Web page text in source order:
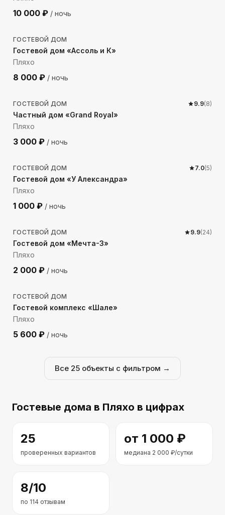
10 000 ₽ / ночь
764 м до моря
ГОСТЕВОЙ ДОМ
Гостевой дом «Ассоль и К»
Пляхо
8 000 ₽ / ночь
1051м до моря
ГОСТЕВОЙ ДОМ 9.9(8)
Частный дом «Grand Royal»
Пляхо
3 000 ₽ / ночь
916м до моря
ГОСТЕВОЙ ДОМ 7.0(5)
Гостевой дом «У Александра»
Пляхо
1 000 ₽ / ночь
661м до моря
ГОСТЕВОЙ ДОМ 9.9(24)
Гостевой дом «Мечта-3»
Пляхо
2 000 ₽ / ночь
1089 м до моря
ГОСТЕВОЙ ДОМ
Гостевой комплекс «Шале»
Пляхо
5 600 ₽ / ночь
Все 25 объекты с фильтром →
Гостевые дома в Пляхо в цифрах
25
проверенных вариантов
от 1 000 ₽
медиана 2 000 ₽/сутки
8/10
по 114 отзывам